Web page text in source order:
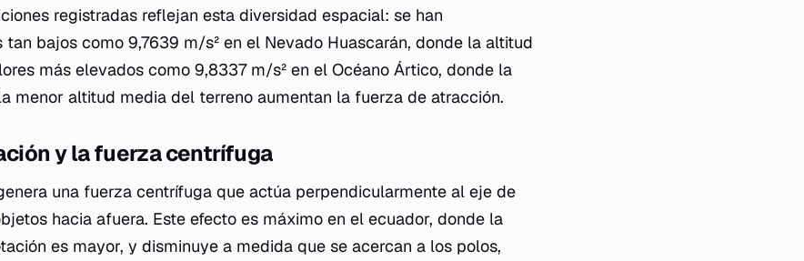
registradas reflejan esta diversidad espacial: se han
bajos como 9,7639 m/s² en el Nevado Huascarán, donde la altitud
más elevados como 9,8337 m/s² en el Océano Ártico, donde la
menor altitud media del terreno aumentan la fuerza de atracción.
y la fuerza centrífuga
una fuerza centrífuga que actúa perpendicularmente al eje de
hacia afuera. Este efecto es máximo en el ecuador, donde la
es mayor, y disminuye a medida que se acercan a los polos,